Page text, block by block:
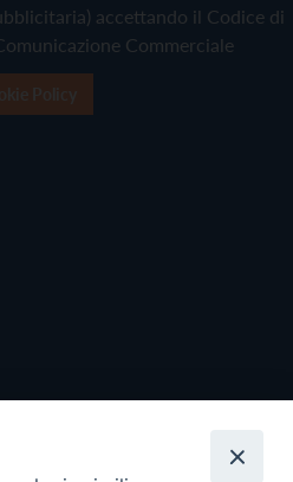
accettando il Codice di
Commerciale